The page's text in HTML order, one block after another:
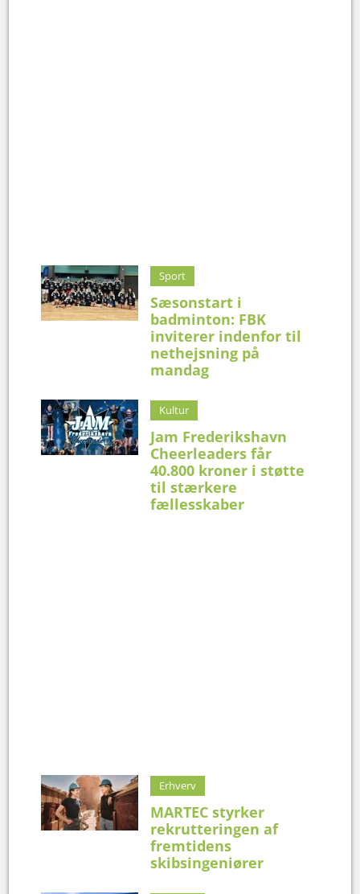
Sport
Sæsonstart i
badminton: FBK
inviterer indenfor til
nethejsning på
mandag
Kultur
Jam Frederikshavn
Cheerleaders får
40.800 kroner i støtte
til stærkere
fællesskaber
Erhverv
MARTEC styrker
rekrutteringen af
fremtidens
skibsingeniører